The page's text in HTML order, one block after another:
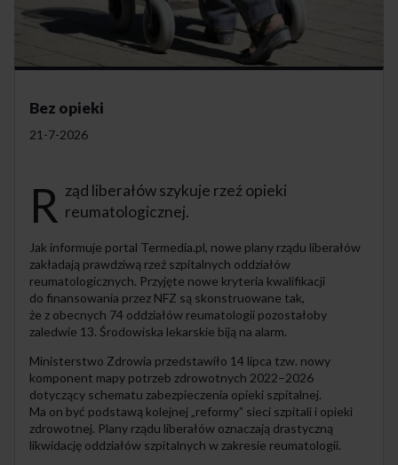
Bez opieki
21-7-2026
R ząd liberałów szykuje rzeź opieki
reumatologicznej.
Jak informuje portal Termedia.pl, nowe plany rządu liberałów
zakładają prawdziwą rzeź szpitalnych oddziałów
reumatologicznych. Przyjęte nowe kryteria kwalifikacji
do finansowania przez NFZ są skonstruowane tak,
że z obecnych 74 oddziałów reumatologii pozostałoby
zaledwie 13. Środowiska lekarskie biją na alarm.
Ministerstwo Zdrowia przedstawiło 14 lipca tzw. nowy
komponent mapy potrzeb zdrowotnych 2022–2026
dotyczący schematu zabezpieczenia opieki szpitalnej.
Ma on być podstawą kolejnej „reformy” sieci szpitali i opieki
zdrowotnej. Plany rządu liberałów oznaczają drastyczną
likwidację oddziałów szpitalnych w zakresie reumatologii.